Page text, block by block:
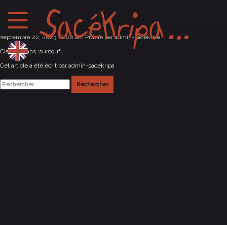
Castera Verduzan (32)
septembre 22, 2023 12:00 am Publié paradmin-sacekripa
Classés dans :surcouf
Cet article a été écrit par admin-sacekripa
Rechercher